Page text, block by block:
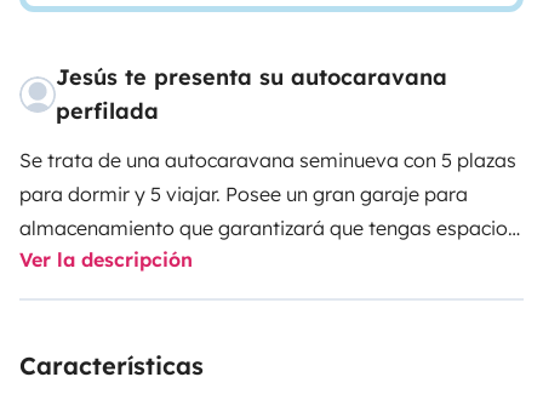
Jesús te presenta su autocaravana
perfilada
Se trata de una autocaravana seminueva con 5 plazas
para dormir y 5 viajar. Posee un gran garaje para
almacenamiento que garantizará que tengas espacio
para lo que necesites guardar y de forma segura. Su
línea renovada y muebles acabados en blanco así
interior que la mayoría de autocaravanas. La cama
Ver la descripción
Características